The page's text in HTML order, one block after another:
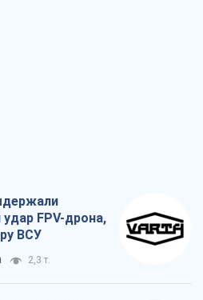
FPV-дрона,
ВСУ
2,3 т.